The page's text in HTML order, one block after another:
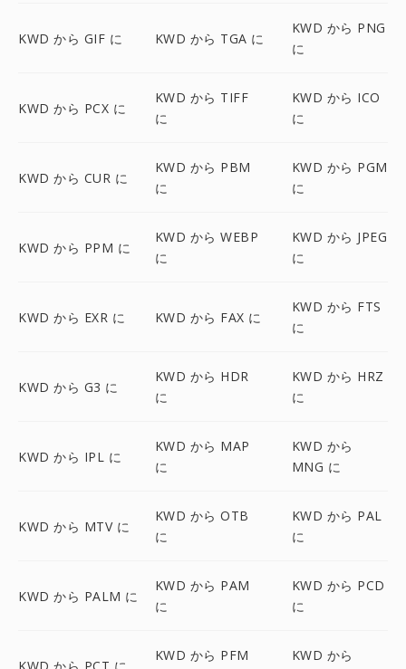
KWD から GIF に KWD から TGA に
KWD から PNG
に
KWD から PCX に
KWD から TIFF
に
KWD から ICO
に
KWD から CUR に
KWD から PBM
に
KWD から PGM
に
KWD から PPM に
KWD から WEBP
に
KWD から JPEG
に
KWD から EXR に KWD から FAX に
KWD から FTS
に
KWD から G3 に
KWD から HDR
に
KWD から HRZ
に
KWD から IPL に
KWD から MAP
に
KWD から
MNG に
KWD から MTV に
KWD から OTB
に
KWD から PAL
に
KWD から PALM に
KWD から PAM
に
KWD から PCD
に
KWD から PCT に
KWD から PFM
KWD から